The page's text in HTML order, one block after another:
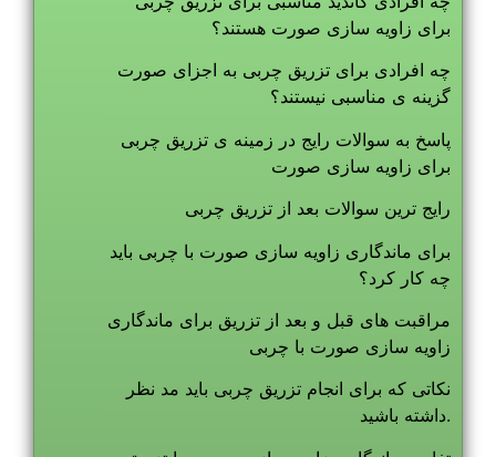
برای زاویه سازی صورت هستند؟
چه افرادی برای تزریق چربی به اجزای صورت
گزینه ی مناسبی نیستند؟
پاسخ به سوالات رایج در زمینه ی تزریق چربی
برای زاویه سازی صورت
رایج ترین سوالات بعد از تزریق چربی
برای ماندگاری زاویه سازی صورت با چربی باید
چه کار کرد؟
مراقبت های قبل و بعد از تزریق برای ماندگاری
زاویه سازی صورت با چربی
نکاتی که برای انجام تزریق چربی باید مد نظر